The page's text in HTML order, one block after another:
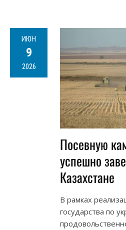
ИЮН
9
2026
Посевную
успешно
Казахстане
В рамках
государства по